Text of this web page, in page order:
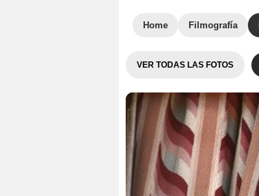
Home Filmografía
VER TODAS LAS FOTOS